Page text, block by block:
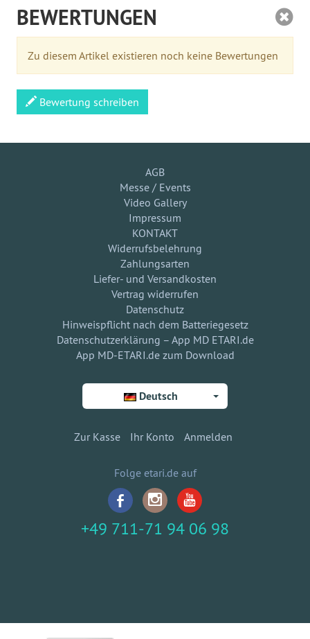
BEWERTUNGEN
Zu diesem Artikel existieren noch keine Bewertungen
Bewertung schreiben
AGB
Messe / Events
Video Gallery
Impressum
KONTAKT
Widerrufsbelehrung
Zahlungsarten
Liefer- und Versandkosten
Vertrag widerrufen
Datenschutz
Hinweispflicht nach dem Batteriegesetz
Datenschutzerklärung – App MD ETARI.de
App MD-ETARI.de zum Download
Deutsch
Zur Kasse Ihr Konto Anmelden
Folge etari.de auf
+49 711-71 94 06 98